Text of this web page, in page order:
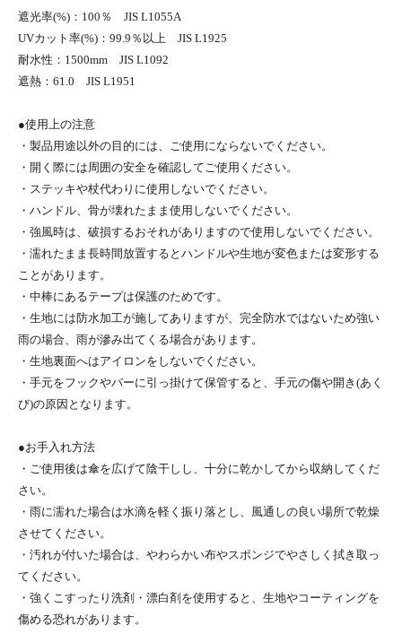
遮光率(%)：100％ JIS L1055A
UVカット率(%)：99.9％以上 JIS L1925
耐水性：1500mm JIS L1092
遮熱：61.0 JIS L1951
●使用上の注意
・製品用途以外の目的には、ご使用にならないでください。
・開く際には周囲の安全を確認してご使用ください。
・ステッキや杖代わりに使用しないでください。
・ハンドル、骨が壊れたまま使用しないでください。
・強風時は、破損するおそれがありますので使用しないでください。
・濡れたまま長時間放置するとハンドルや生地が変色または変形する
ことがあります。
・中棒にあるテープは保護のためです。
・生地には防水加工が施してありますが、完全防水ではないため強い
雨の場合、雨が滲み出てくる場合があります。
・生地裏面へはアイロンをしないでください。
・手元をフックやバーに引っ掛けて保管すると、手元の傷や開き(あく
び)の原因となります。
●お手入れ方法
・ご使用後は傘を広げて陰干しし、十分に乾かしてから収納してくだ
さい。
・雨に濡れた場合は水滴を軽く振り落とし、風通しの良い場所で乾燥
させてください。
・汚れが付いた場合は、やわらかい布やスポンジでやさしく拭き取っ
てください。
・強くこすったり洗剤・漂白剤を使用すると、生地やコーティングを
傷める恐れがあります。